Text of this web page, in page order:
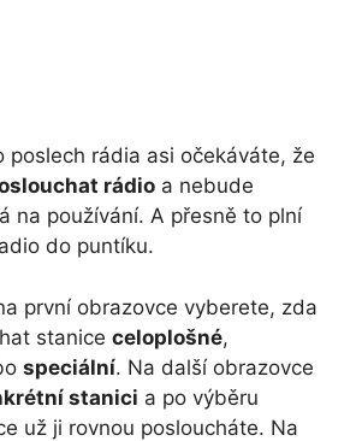
poslech rádia asi očekáváte, že
rádio a nebude
na používání. A přesně to plní
do puntíku.
první obrazovce vyberete, zda
stanice celoplošné,
speciální. Na další obrazovce
stanici a po výběru
už ji rovnou posloucháte. Na